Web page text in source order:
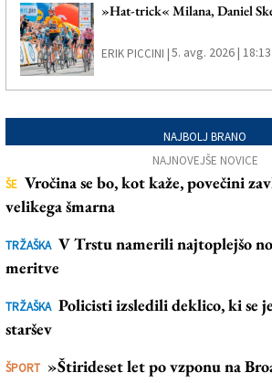
»Hat-trick« Milana, Daniel
ERIK PICCINI |5. avg. 2026 | 18:13
NAJBOLJ BRANO
NAJNOVEJŠE NOVICE
ŠE Vročina se bo, kot kaže, povečini
velikega šmarna
TRŽAŠKA V Trstu namerili najtoplejšo
meritve
TRŽAŠKA Policisti izsledili deklico, ki se
staršev
ŠPORT »Štirideset let po vzponu na